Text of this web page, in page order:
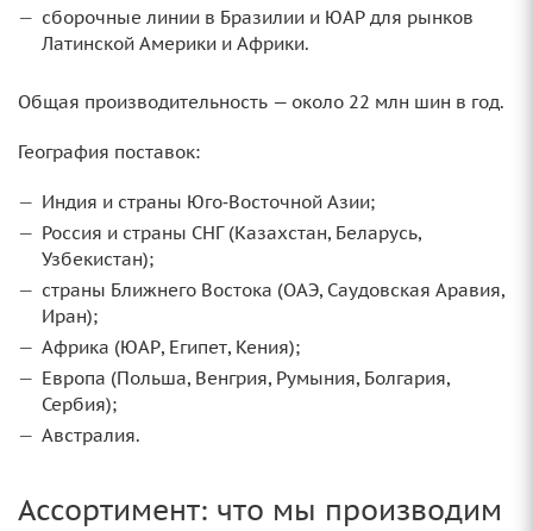
сборочные линии в Бразилии и ЮАР для рынков
Латинской Америки и Африки.
Общая производительность — около 22 млн шин в год.
География поставок:
Индия и страны Юго‑Восточной Азии;
Россия и страны СНГ (Казахстан, Беларусь,
Узбекистан);
страны Ближнего Востока (ОАЭ, Саудовская Аравия,
Иран);
Африка (ЮАР, Египет, Кения);
Европа (Польша, Венгрия, Румыния, Болгария,
Сербия);
Австралия.
Ассортимент: что мы производим